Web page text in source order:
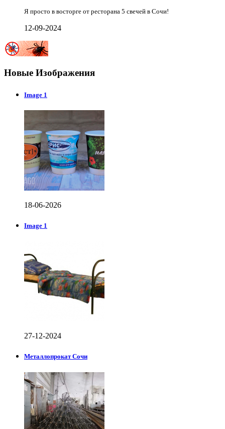
Я просто в восторге от ресторана 5 свечей в Сочи!
12-09-2024
Новые Изображения
Image 1
18-06-2026
Image 1
27-12-2024
Металлопрокат Сочи